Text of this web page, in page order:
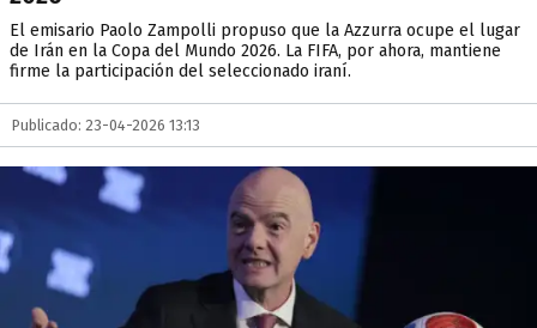
El emisario Paolo Zampolli propuso que la Azzurra ocupe el lugar
de Irán en la Copa del Mundo 2026. La FIFA, por ahora, mantiene
firme la participación del seleccionado iraní.
Publicado: 23-04-2026 13:13